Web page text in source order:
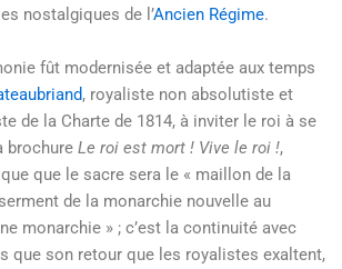
nostalgiques de l’Ancien Régime.
fût modernisée et adaptée aux temps
, royaliste non absolutiste et
de la Charte de 1814, à inviter le roi à se
brochure Le roi est mort ! Vive le roi !,
que le sacre sera le « maillon de la
de la monarchie nouvelle au
monarchie » ; c’est la continuité avec
que son retour que les royalistes exaltent,